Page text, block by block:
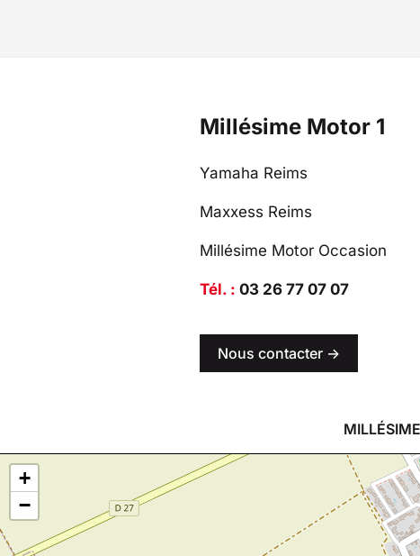
Millésime Motor 1
Yamaha Reims
Maxxess Reims
Millésime Motor Occasion
Tél. : 03 26 77 07 07
Nous contacter ->
+
−